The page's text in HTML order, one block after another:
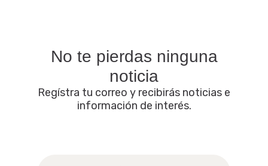
No te pierdas ninguna
noticia
Regístra tu correo y recibirás noticias e
información de interés.